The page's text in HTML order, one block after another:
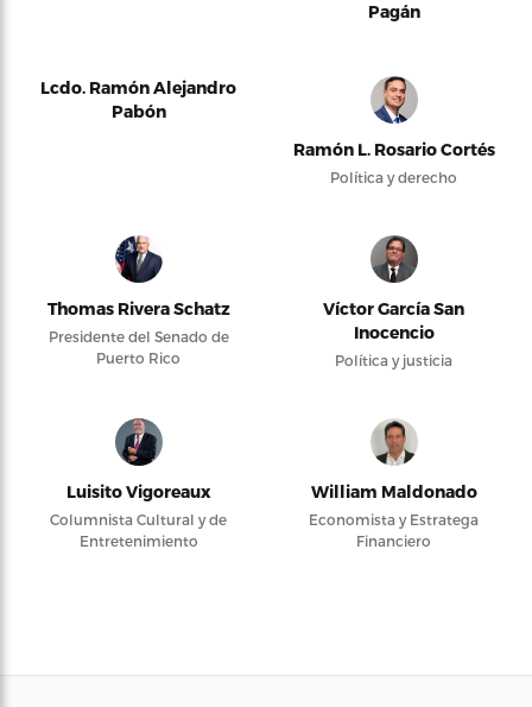
Pagán
Lcdo. Ramón Alejandro
Pabón
Ramón L. Rosario Cortés
Política y derecho
Thomas Rivera Schatz
Presidente del Senado de
Puerto Rico
Víctor García San
Inocencio
Política y justicia
Luisito Vigoreaux
Columnista Cultural y de
Entretenimiento
William Maldonado
Economista y Estratega
Financiero